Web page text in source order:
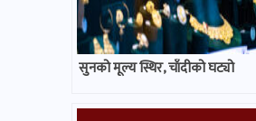
सुनको मूल्य स्थिर, चाँदीको घट्यो